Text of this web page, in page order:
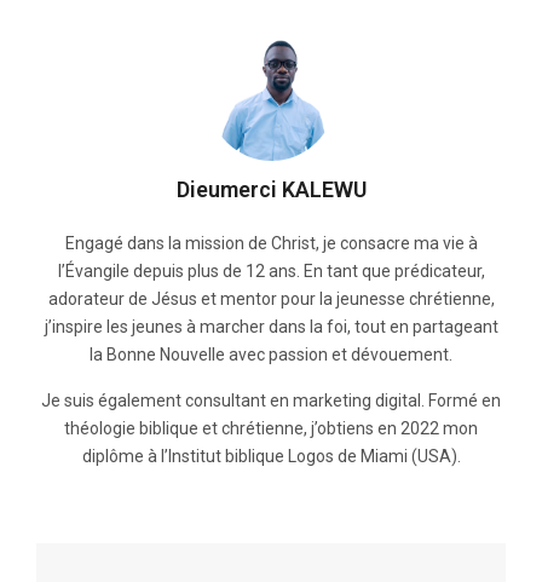
Dieumerci KALEWU
Engagé dans la mission de Christ, je consacre ma vie à
l’Évangile depuis plus de 12 ans. En tant que prédicateur,
adorateur de Jésus et mentor pour la jeunesse chrétienne,
j’inspire les jeunes à marcher dans la foi, tout en partageant
la Bonne Nouvelle avec passion et dévouement.
Je suis également consultant en marketing digital. Formé en
théologie biblique et chrétienne, j’obtiens en 2022 mon
diplôme à l’Institut biblique Logos de Miami (USA).